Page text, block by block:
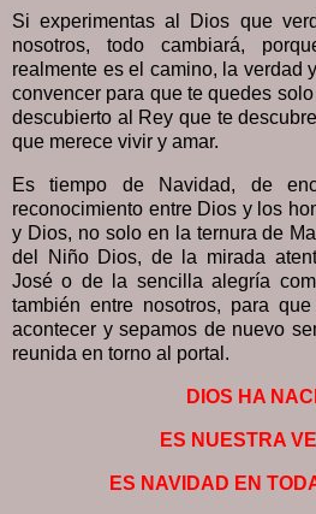
Si experimentas al Dios que
nosotros, todo cambiará,
realmente es el camino, la verdad
convencer para que te quedes
descubierto al Rey que te
que merece vivir y amar.
Es tiempo de Navidad, de
reconocimiento entre Dios y los
y Dios, no solo en la ternura de
del Niño Dios, de la mirada
José o de la sencilla alegría
también entre nosotros, para
acontecer y sepamos de nuevo
reunida en torno al portal.
DIOS HA
ES NUESTRA
ES NAVIDAD EN